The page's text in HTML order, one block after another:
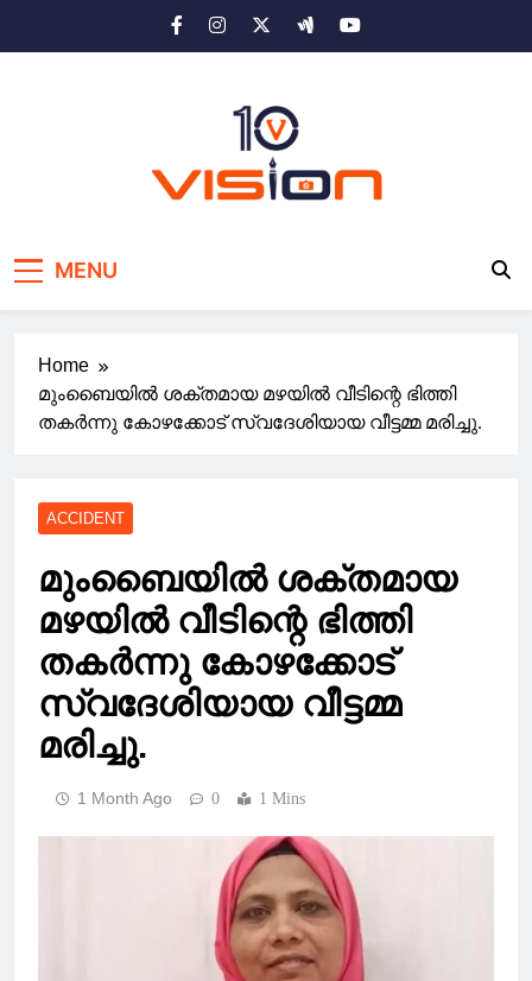
MENU
Home
മുംബൈയിൽ ശക്തമായ മഴയിൽ വീടിന്റെ ഭിത്തി
തകർന്നു കോഴക്കോട് സ്വദേശിയായ വീട്ടമ്മ മരിച്ചു.
ACCIDENT
മുംബൈയിൽ ശക്തമായ
മഴയിൽ വീടിന്റെ ഭിത്തി
തകർന്നു കോഴക്കോട്
സ്വദേശിയായ വീട്ടമ്മ
മരിച്ചു.
1 Month Ago 0 1 Mins